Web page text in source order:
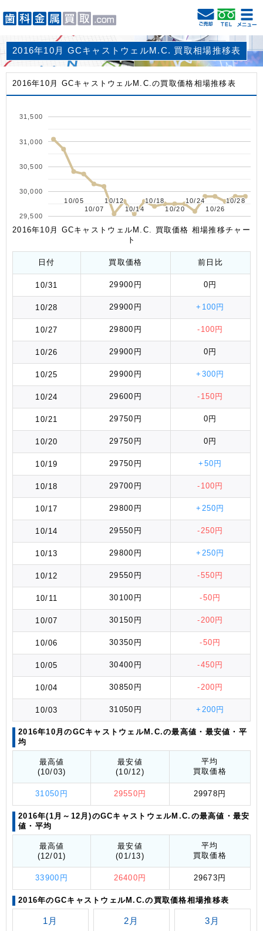
2016年10月 GCキャストウェルM.C. 買取相場推移表
2016年10月 GCキャストウェルM.C.の買取価格相場推移表
10/05
10/05
10/07
10/07
10/12
10/12
10/14
10/14
10/18
10/18
10/20
10/20
10/24
10/24
10/26
10/26
10/28
10/28
29,500
30,000
30,500
31,000
31,500
2016年10月 GCキャストウェルM.C. 買取価格 相場推移チャー
ト
日付 買取価格 前日比
10/31 29900円 0円
10/28 29900円 +100円
10/27 29800円 -100円
10/26 29900円 0円
10/25 29900円 +300円
10/24 29600円 -150円
10/21 29750円 0円
10/20 29750円 0円
10/19 29750円 +50円
10/18 29700円 -100円
10/17 29800円 +250円
10/14 29550円 -250円
10/13 29800円 +250円
10/12 29550円 -550円
10/11 30100円 -50円
10/07 30150円 -200円
10/06 30350円 -50円
10/05 30400円 -450円
10/04 30850円 -200円
10/03 31050円 +200円
2016年10月のGCキャストウェルM.C.の最高値 ・最安値 ・平
均
最高値
(10/03)
最安値
(10/12)
平均
買取価格
31050円 29550円 29978円
2016年(1月～12月)のGCキャストウェルM.C.の最高値 ・最安
値 ・平均
最高値
(12/01)
最安値
(01/13)
平均
買取価格
33900円 26400円 29673円
2016年のGCキャストウェルM.C.の買取価格相場推移表
1月 2月 3月